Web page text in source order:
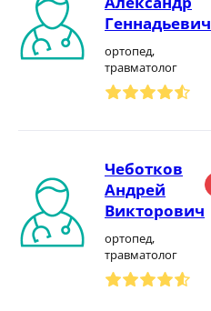
Геннадьевич
ортопед,
травматолог
Чеботков
Андрей
Викторович
ортопед,
травматолог